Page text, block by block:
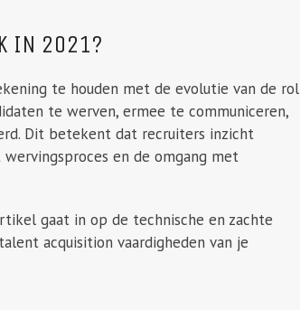
IN 2021?
te houden met de evolutie van de rol
te werven, ermee te communiceren,
Dit betekent dat recruiters inzicht
en de omgang met
gaat in op de technische en zachte
acquisition vaardigheden van je